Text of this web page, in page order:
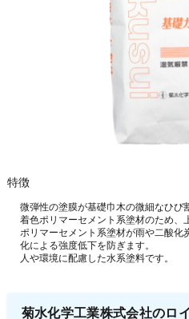
特徴
微弾性の塗膜が基礎巾木の微細なひび
着色ポリマーセメント系塗材のため、
ポリマーセメント系塗材が雨や二酸化
化による強度低下を防ぎます。
人や環境に配慮した水系塗料です。
菊水化学工業株式会社のロ